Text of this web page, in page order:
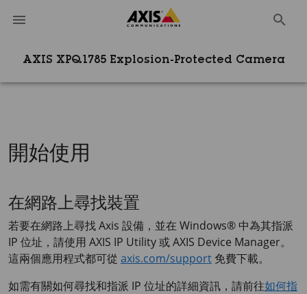
AXIS XPQ1785 Explosion-Protected Camera
開始使用
在網路上尋找裝置
若要在網路上尋找 Axis 設備，並在 Windows® 中為其指派
IP 位址，請使用 AXIS IP Utility 或AXIS Device Manager。
這兩個應用程式都可從 axis.com/support 免費下載。
如需有關如何尋找和指派 IP 位址的詳細資訊，請前往如何指